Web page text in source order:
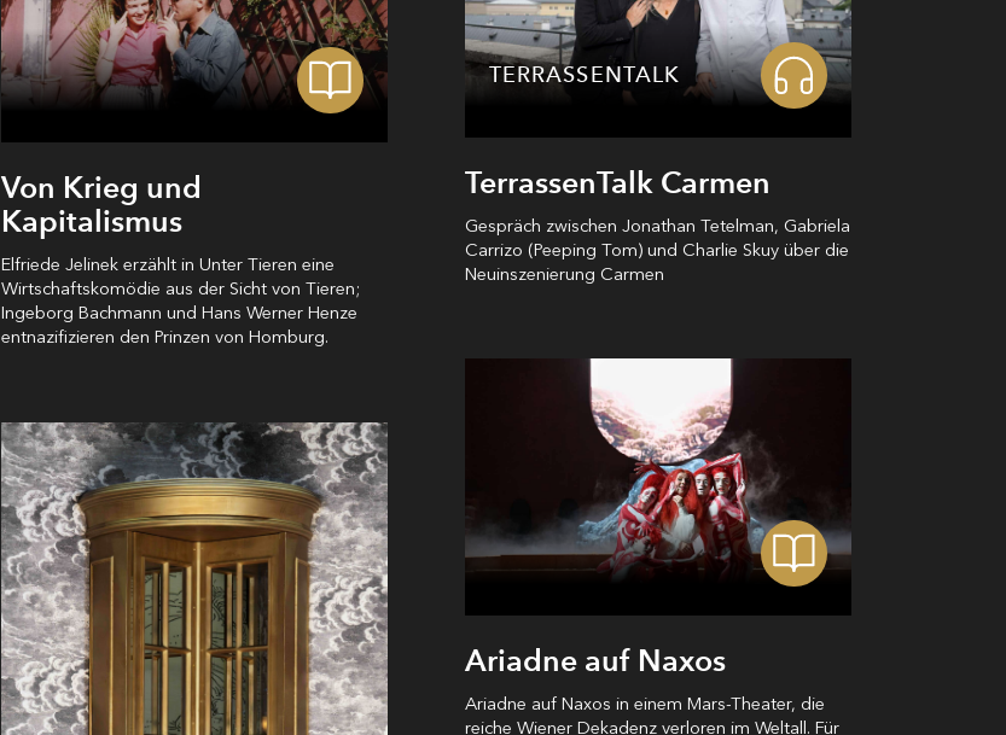
Von Krieg und
Kapitalismus
Elfriede Jelinek erzählt in Unter Tieren eine
Wirtschaftskomödie aus der Sicht von Tieren;
Ingeborg Bachmann und Hans Werner Henze
entnazifizieren den Prinzen von Homburg.
TERRASSENTALK
TerrassenTalk Carmen
Gespräch zwischen Jonathan Tetelman, Gabriela
Carrizo (Peeping Tom) und Charlie Skuy über die
Neuinszenierung Carmen
Ariadne auf Naxos
Ariadne auf Naxos in einem Mars-Theater, die
reiche Wiener Dekadenz verloren im Weltall. Für